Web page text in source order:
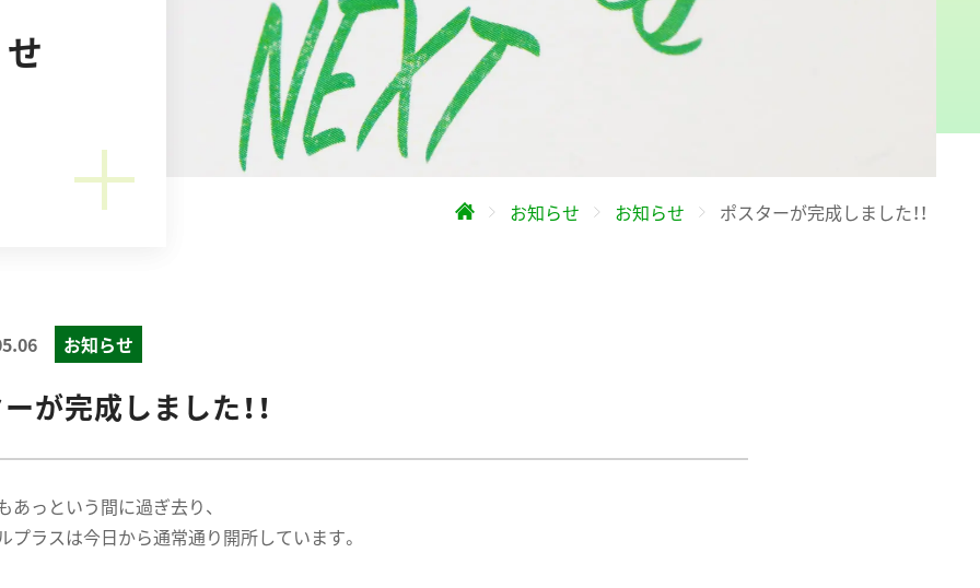
お知らせ お知らせ ポスターが完成しました！！
お知らせ
が完成しました！！
あっという間に過ぎ去り、
プラスは今日から通常通り開所しています。